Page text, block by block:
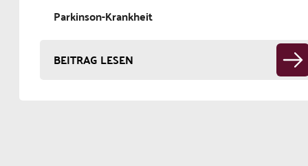
Parkinson-Krankheit
BEITRAG LESEN